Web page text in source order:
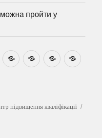
пройти у
План
графік
Розумовські
зустрічі
Реєстрація
підвищення кваліфікації